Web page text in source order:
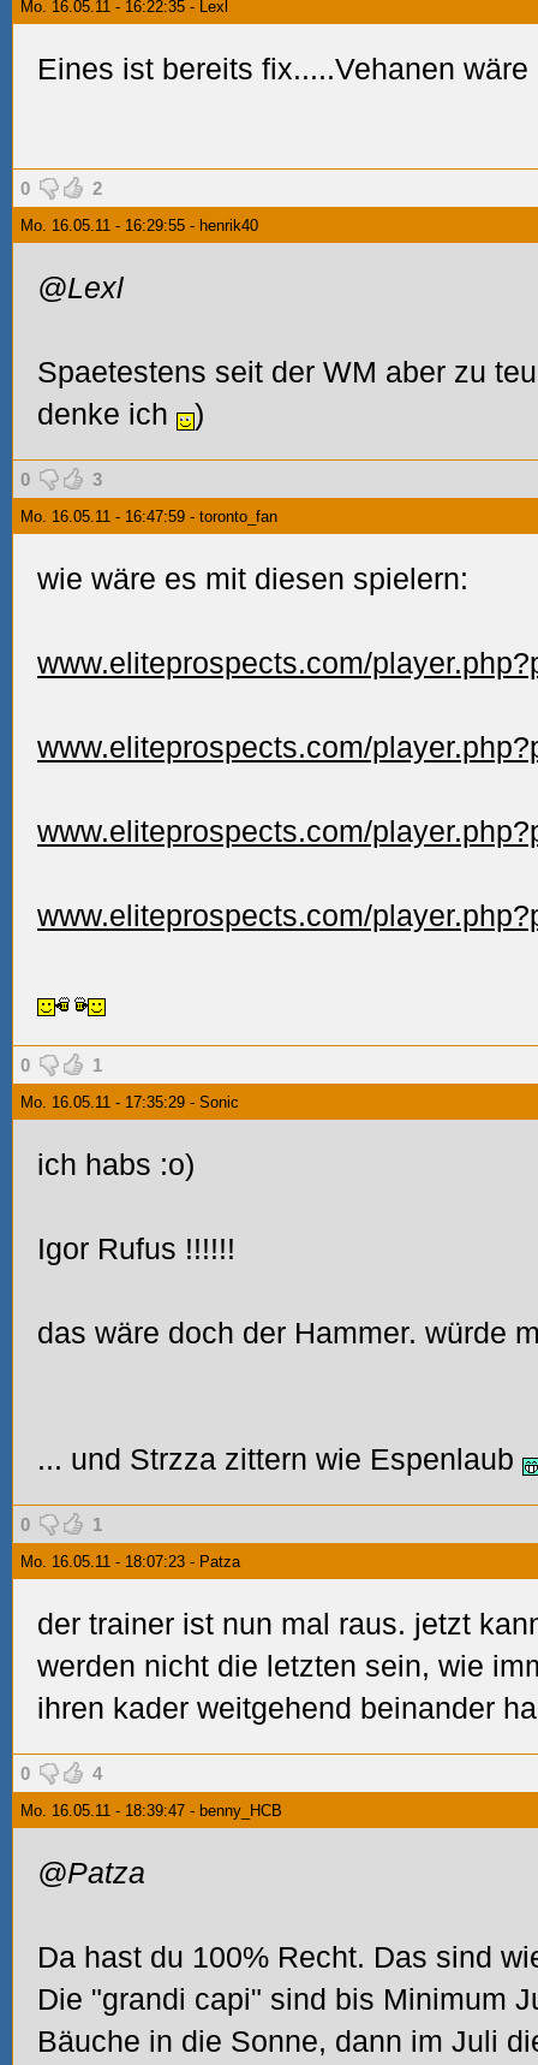
Mo. 16.05.11 - 16:22:35 - Lexl
Eines ist bereits fix.....Vehanen
0 2
Mo. 16.05.11 - 16:29:55 - henrik40
@Lexl
Spaetestens seit der WM aber zu
denke ich
)
0 3
Mo. 16.05.11 - 16:47:59 - toronto_fan
wie wäre es mit diesen spielern:
www.eliteprospects.com/
www.eliteprospects.com/
www.eliteprospects.com/
www.eliteprospects.com/
0 1
Mo. 16.05.11 - 17:35:29 - Sonic
ich habs :o)
Igor Rufus !!!!!!
das wäre doch der Hammer. würde
... und Strzza zittern wie Espenlaub
0 1
Mo. 16.05.11 - 18:07:23 - Patza
der trainer ist nun mal raus. jetzt
werden nicht die letzten sein, wie
ihren kader weitgehend beinander
0 4
Mo. 16.05.11 - 18:39:47 - benny_HCB
@Patza
Da hast du 100% Recht. Das sind
Die "grandi capi" sind bis Minimum
Bäuche in die Sonne, dann im Juli